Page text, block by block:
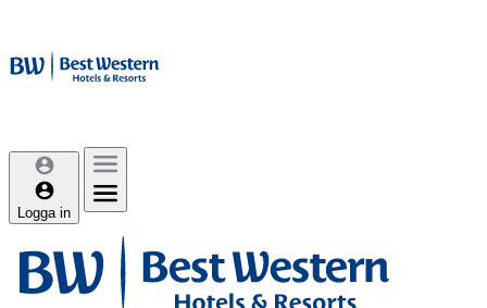
Logga in